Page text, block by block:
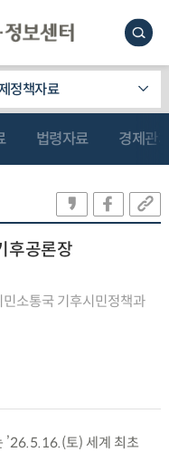
정책자료
법령자료 경제관
후공론장
소통국 기후시민정책과
’26.5.16.(토) 세계 최초